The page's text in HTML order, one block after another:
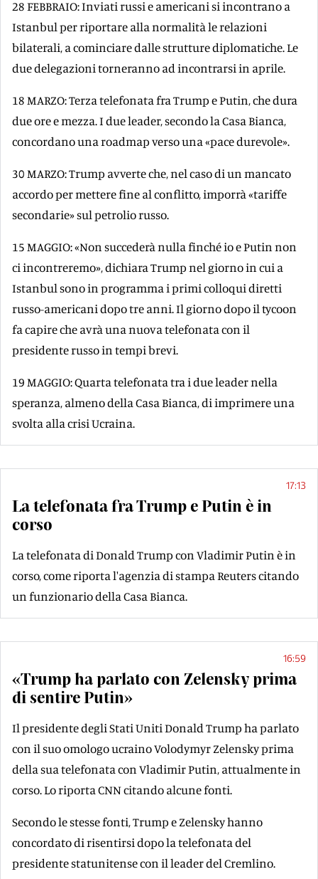
28 FEBBRAIO: Inviati russi e americani si incontrano a
Istanbul per riportare alla normalità le relazioni
bilaterali, a cominciare dalle strutture diplomatiche. Le
due delegazioni torneranno ad incontrarsi in aprile.
18 MARZO: Terza telefonata fra Trump e Putin, che dura
due ore e mezza. I due leader, secondo la Casa Bianca,
concordano una roadmap verso una «pace durevole».
30 MARZO: Trump avverte che, nel caso di un mancato
accordo per mettere fine al conflitto, imporrà «tariffe
secondarie» sul petrolio russo.
15 MAGGIO: «Non succederà nulla finché io e Putin non
ci incontreremo», dichiara Trump nel giorno in cui a
Istanbul sono in programma i primi colloqui diretti
russo-americani dopo tre anni. Il giorno dopo il tycoon
fa capire che avrà una nuova telefonata con il
presidente russo in tempi brevi.
19 MAGGIO: Quarta telefonata tra i due leader nella
speranza, almeno della Casa Bianca, di imprimere una
svolta alla crisi Ucraina.
17:13
La telefonata fra Trump e Putin è in
corso
La telefonata di Donald Trump con Vladimir Putin è in
corso, come riporta l'agenzia di stampa Reuters citando
un funzionario della Casa Bianca.
16:59
«Trump ha parlato con Zelensky prima
di sentire Putin»
Il presidente degli Stati Uniti Donald Trump ha parlato
con il suo omologo ucraino Volodymyr Zelensky prima
della sua telefonata con Vladimir Putin, attualmente in
corso. Lo riporta CNN citando alcune fonti.
Secondo le stesse fonti, Trump e Zelensky hanno
concordato di risentirsi dopo la telefonata del
presidente statunitense con il leader del Cremlino.